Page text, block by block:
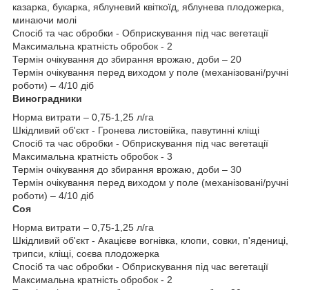
казарка, букарка, яблуневий квіткоїд, яблунева плодожерка,
минаючи молі
Спосіб та час обробки - Обприскування під час вегетації
Максимальна кратність обробок - 2
Термін очікування до збирання врожаю, доби – 20
Термін очікування перед виходом у поле (механізовані/ручні
роботи) – 4/10 діб
Виноградники
Норма витрати – 0,75-1,25 л/га
Шкідливий об'єкт - Гронева листовійка, павутинні кліщі
Спосіб та час обробки - Обприскування під час вегетації
Максимальна кратність обробок - 3
Термін очікування до збирання врожаю, доби – 30
Термін очікування перед виходом у поле (механізовані/ручні
роботи) – 4/10 діб
Соя
Норма витрати – 0,75-1,25 л/га
Шкідливий об'єкт - Акацієве вогнівка, клопи, совки, п'ядениці,
трипси, кліщі, соєва плодожерка
Спосіб та час обробки - Обприскування під час вегетації
Максимальна кратність обробок - 2